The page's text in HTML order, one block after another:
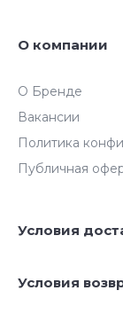
О компании
О Бренде
Вакансии
Политика
Публичная
Условия
Условия